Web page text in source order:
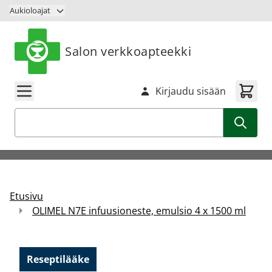
Siirry sisältöön
Aukioloajat
Salon verkkoapteekki
Kirjaudu sisään
Etusivu
OLIMEL N7E infuusioneste, emulsio 4 x 1500 ml
Reseptilääke